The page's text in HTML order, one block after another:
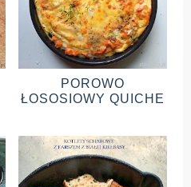
POROWO
ŁOSOSIOWY QUICHE